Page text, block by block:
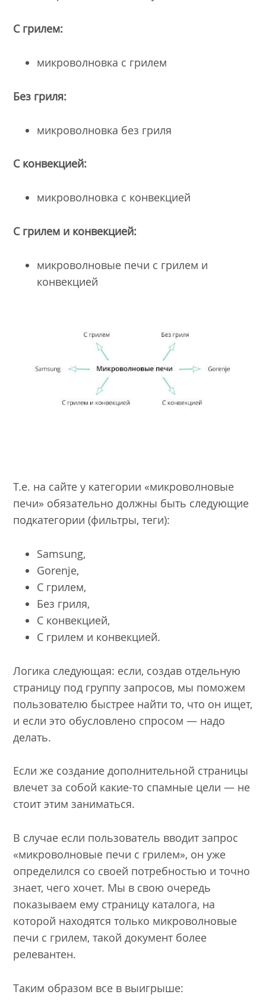
С грилем:
микроволновка с грилем
Без гриля:
микроволновка без гриля
C конвекцией:
микроволновка с конвекцией
С грилем и конвекцией:
микроволновые печи с грилем и
конвекцией
Т.е. на сайте у категории «микроволновые
печи» обязательно должны быть следующие
подкатегории (фильтры, теги):
Samsung,
Gorenje,
С грилем,
Без гриля,
C конвекцией,
С грилем и конвекцией.
Логика следующая: если, создав отдельную
страницу под группу запросов, мы поможем
пользователю быстрее найти то, что он ищет,
и если это обусловлено спросом — надо
делать.
Если же создание дополнительной страницы
влечет за собой какие-то спамные цели — не
стоит этим заниматься.
В случае если пользователь вводит запрос
«микроволновые печи с грилем», он уже
определился со своей потребностью и точно
знает, чего хочет. Мы в свою очередь
показываем ему страницу каталога, на
которой находятся только микроволновые
печи с грилем, такой документ более
релевантен.
Таким образом все в выигрыше: